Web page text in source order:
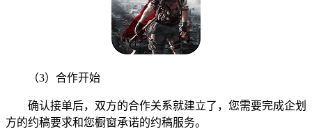
（3）合作开始
确认接单后，双方的合作关系就建立了，您需要完成企划
方的约稿要求和您橱窗承诺的约稿服务。